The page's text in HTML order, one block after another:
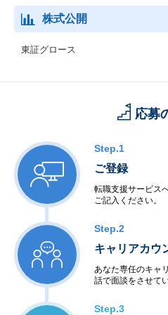
株式公開
東証グロース
応募
Step.1
ご登録
転職支援サービス
ご記入ください。
Step.2
キャリアカウ
あなた専任のキャ
話で面談をさせて
Step.3